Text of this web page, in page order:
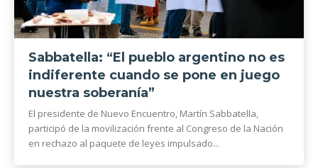
Sabbatella: “El pueblo argentino no es
indiferente cuando se pone en juego
nuestra soberanía”
El presidente de Nuevo Encuentro, Martín Sabbatella,
participó de la movilización frente al Congreso de la Nación
en rechazo al paquete de leyes impulsado...